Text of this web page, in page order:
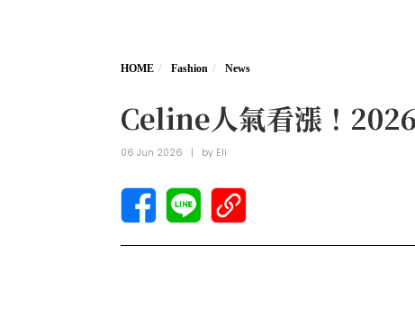
HOME Fashion News
Celine人氣看漲！
06 Jun 2026 | by Eli